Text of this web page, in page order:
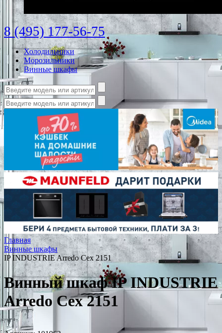
8 (495) 177-56-75
Холодильники
Морозильники
Винные шкафы
Главная
Винные шкафы
IP INDUSTRIE Arredo Cex 2151
Винный шкаф IP INDUSTRIE
Arredo Cex 2151